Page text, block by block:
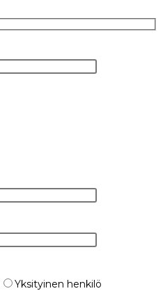
Yksityinen henkilö